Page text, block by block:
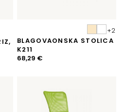
BLAGOVAONSKA STOLICA
K211
68,29 €